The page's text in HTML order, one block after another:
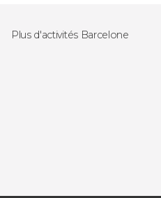
Plus d'activités Barcelone